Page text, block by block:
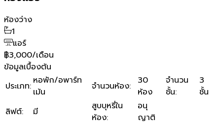
ห้องว่าง
1
แอร์
฿3,000/เดือน
ข้อมูลเบื้องต้น
ประเภท: หอพัก/อพาร์ท
เม้น
จำนวนห้อง:
30
ห้อง
จำนวน
ชั้น:
3
ชั้น
ลิฟต์: มี
สูบบุหรี่ใน
ห้อง:
อนุ
ญาติ